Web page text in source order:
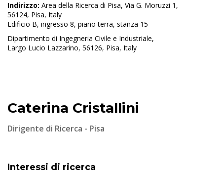
Indirizzo: Area della Ricerca di Pisa, Via G. Moruzzi 1,
56124, Pisa, Italy
Edificio B, ingresso 8, piano terra, stanza 15
Dipartimento di Ingegneria Civile e Industriale,
Largo Lucio Lazzarino, 56126, Pisa, Italy
Caterina Cristallini
Dirigente di Ricerca - Pisa
Interessi di ricerca